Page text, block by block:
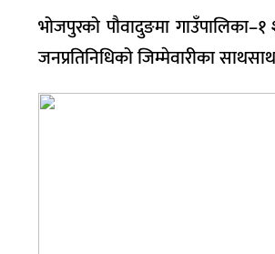
भोजपुरको पौवादुङमा
जनप्रतिनिधिको जिम्मेवारीका